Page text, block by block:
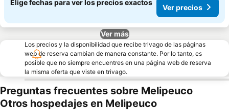
Elige fechas para ver los precios exactos
Ver precios
Ver más
Los precios y la disponibilidad que recibe trivago de las páginas
web de reserva cambian de manera constante. Por lo tanto, es
posible que no siempre encuentres en una página web de reserva
la misma oferta que viste en trivago.
Preguntas frecuentes sobre Melipeuco
Otros hospedajes en Melipeuco